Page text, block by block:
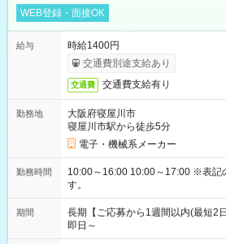
WEB登録・面接OK
給与
時給1400円
交通費別途支給あり
交通費 交通費支給有り
勤務地
大阪府寝屋川市
寝屋川市駅から徒歩5分
電子・機械系メーカー
勤務時間
10:00～16:00 10:00～17:00 ※表記のうち実働5時間から6時間で
す。
期間
長期【ご応募から1週間以内(最短2
即日～